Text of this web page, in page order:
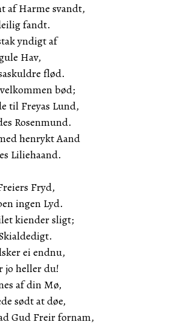
af Harme svandt,
fandt.
yndigt af
Hav,
flød.
bød;
til Freyas Lund,
Rosenmund.
henrykt Aand
Liliehaand.
Fryd,
ingen Lyd.
kiender sligt;
ei endnu,
jo heller du!
af din Mø,
sødt at døe,
Gud Freir fornam,